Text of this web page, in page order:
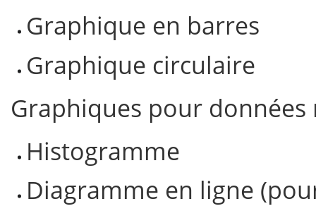
Graphique en barres
Graphique circulaire
Graphiques pour
Histogramme
Diagramme en ligne